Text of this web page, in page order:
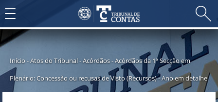
Toggle
navigation
Início-Atos do Tribunal-Acórdãos-Acórdãos da 1ª Secção em
Plenário: Concessão ou recusas de Visto (Recursos)-Ano em detalhe